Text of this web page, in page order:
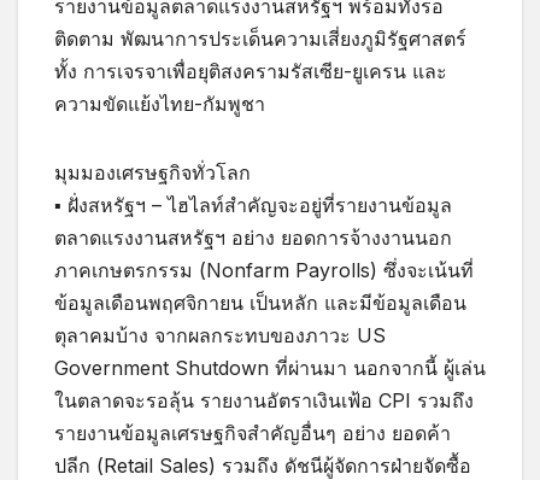
รายงานข้อมูลตลาดแรงงานสหรัฐฯ พร้อมทั้งรอ
ติดตาม พัฒนาการประเด็นความเสี่ยงภูมิรัฐศาสตร์
ทั้ง การเจรจาเพื่อยุติสงครามรัสเซีย-ยูเครน และ
ความขัดแย้งไทย-กัมพูชา
มุมมองเศรษฐกิจทั่วโลก
▪ ฝั่งสหรัฐฯ – ไฮไลท์สำคัญจะอยู่ที่รายงานข้อมูล
ตลาดแรงงานสหรัฐฯ อย่าง ยอดการจ้างงานนอก
ภาคเกษตรกรรม (Nonfarm Payrolls) ซึ่งจะเน้นที่
ข้อมูลเดือนพฤศจิกายน เป็นหลัก และมีข้อมูลเดือน
ตุลาคมบ้าง จากผลกระทบของภาวะ US
Government Shutdown ที่ผ่านมา นอกจากนี้ ผู้เล่น
ในตลาดจะรอลุ้น รายงานอัตราเงินเฟ้อ CPI รวมถึง
รายงานข้อมูลเศรษฐกิจสำคัญอื่นๆ อย่าง ยอดค้า
ปลีก (Retail Sales) รวมถึง ดัชนีผู้จัดการฝ่ายจัดซื้อ